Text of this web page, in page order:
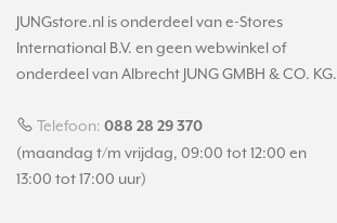
JUNGstore.nl is onderdeel van e-Stores
International B.V. en geen webwinkel of
onderdeel van Albrecht JUNG GMBH & CO. KG.
Telefoon: 088 28 29 370
(maandag t/m vrijdag, 09:00 tot 12:00 en
13:00 tot 17:00 uur)